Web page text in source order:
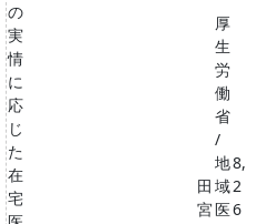
の
実
情
に
応
じ
た
在
宅
田
宮
厚
生
労
働
省
/
地
域
医
8,
2
6